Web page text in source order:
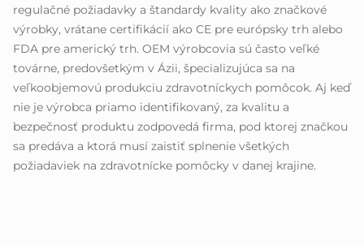
regulačné požiadavky a štandardy kvality ako značkové
výrobky, vrátane certifikácií ako CE pre európsky trh alebo
FDA pre americký trh. OEM výrobcovia sú často veľké
továrne, predovšetkým v Ázii, špecializujúca sa na
veľkoobjemovú produkciu zdravotníckych pomôcok. Aj keď
nie je výrobca priamo identifikovaný, za kvalitu a
bezpečnosť produktu zodpovedá firma, pod ktorej značkou
sa predáva a ktorá musí zaistiť splnenie všetkých
požiadaviek na zdravotnícke pomôcky v danej krajine.